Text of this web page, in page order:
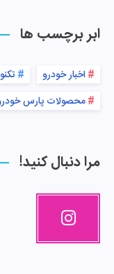
ابر برچسب ها
اخبار خودرو
محصولات پارس
مرا دنبال کنید!